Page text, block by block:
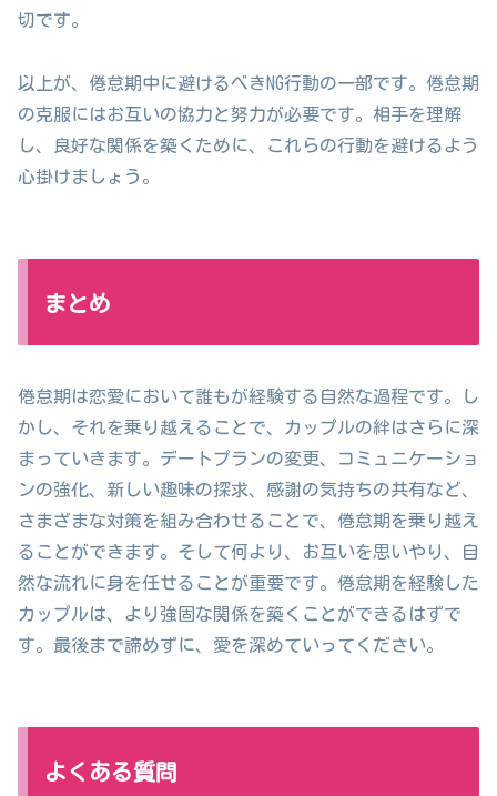
切です。
以上が、倦怠期中に避けるべきNG行動の一部です。倦怠期
の克服にはお互いの協力と努力が必要です。相手を理解
し、良好な関係を築くために、これらの行動を避けるよう
心掛けましょう。
まとめ
倦怠期は恋愛において誰もが経験する自然な過程です。し
かし、それを乗り越えることで、カップルの絆はさらに深
まっていきます。デートプランの変更、コミュニケーショ
ンの強化、新しい趣味の探求、感謝の気持ちの共有など、
さまざまな対策を組み合わせることで、倦怠期を乗り越え
ることができます。そして何より、お互いを思いやり、自
然な流れに身を任せることが重要です。倦怠期を経験した
カップルは、より強固な関係を築くことができるはずで
す。最後まで諦めずに、愛を深めていってください。
よくある質問